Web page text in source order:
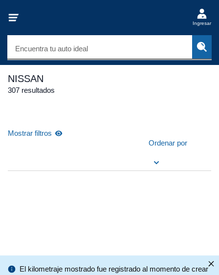
Ingresar
Encuentra tu auto ideal
NISSAN
307 resultados
Mostrar filtros
Ordenar por
El kilometraje mostrado fue registrado al momento de crear